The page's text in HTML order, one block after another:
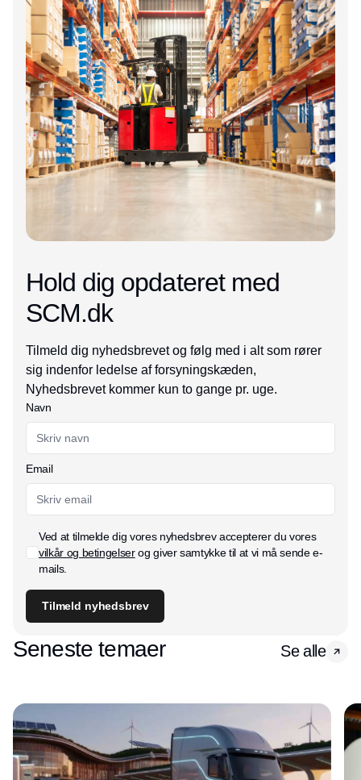
Hold dig opdateret med
SCM.dk
Tilmeld dig nyhedsbrevet og følg med i alt som rører
sig indenfor ledelse af forsyningskæden,
Nyhedsbrevet kommer kun to gange pr. uge.
Navn
Email
Ved at tilmelde dig vores nyhedsbrev accepterer du vores
vilkår og betingelserog giver samtykke til at vi må sende e-
mails.
Tilmeld nyhedsbrev
Seneste temaer Se alle